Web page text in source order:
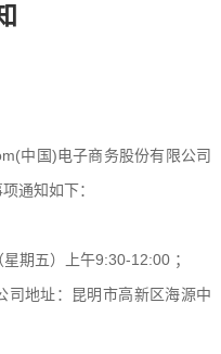
中国)电子商务股份有限公司
通知如下：
星期五） 上午9:30-12:00 ；
司地址：昆明市高新区海源中